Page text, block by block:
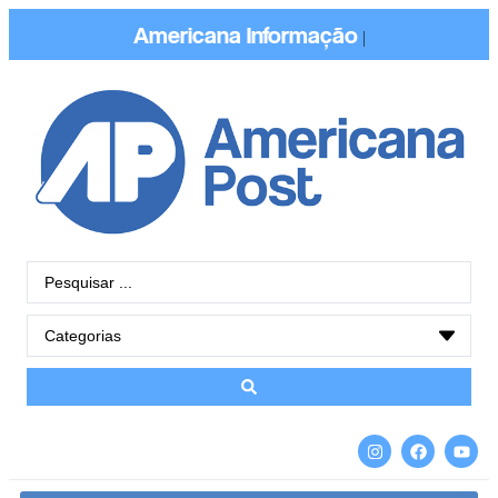
Americana Conectada |